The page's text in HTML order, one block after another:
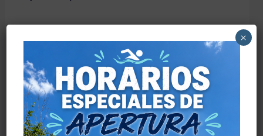
☎️ 607 405 958 · 685 752 078
📍 Polígono Industrial Torrelarragoiti II P6-B4 ·
Zamudio
×